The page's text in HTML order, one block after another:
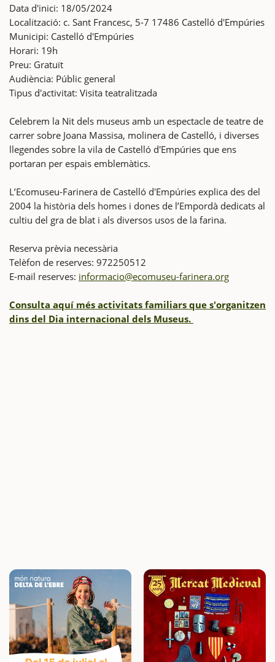
Data d'inici: 18/05/2024
Localització: c. Sant Francesc, 5-7 17486 Castelló d'Empúries
Municipi: Castelló d'Empúries
Horari: 19h
Preu: Gratuït
Audiència: Públic general
Tipus d'activitat: Visita teatralitzada
Celebrem la Nit dels museus amb un espectacle de teatre de
carrer sobre Joana Massisa, molinera de Castelló, i diverses
llegendes sobre la vila de Castelló d'Empúries que ens
portaran per espais emblemàtics.
L’Ecomuseu-Farinera de Castelló d'Empúries explica des del
2004 la història dels homes i dones de l’Empordà dedicats al
cultiu del gra de blat i als diversos usos de la farina.
Reserva prèvia necessària
Telèfon de reserves: 972250512
E-mail reserves: informacio@ecomuseu-farinera.org
Consulta aquí més activitats familiars que s'organitzen
dins del Dia internacional dels Museus.